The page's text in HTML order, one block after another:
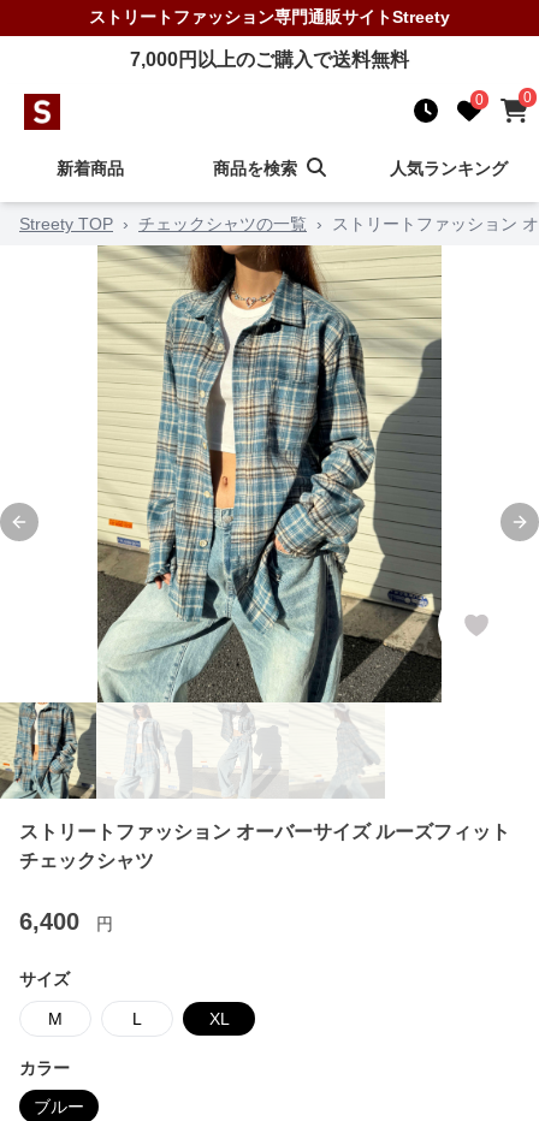
ストリートファッション専門通販サイトStreety
7,000円以上のご購入で送料無料
0 0
新着商品 商品を検索 人気ランキング
Streety TOP › チェックシャツの一覧 › ストリートファッション
Previous slide
ストリートファッション オーバーサイズ ルーズフィット
チェックシャツ
6,400 円
サイズ
M L XL
カラー
ブルー